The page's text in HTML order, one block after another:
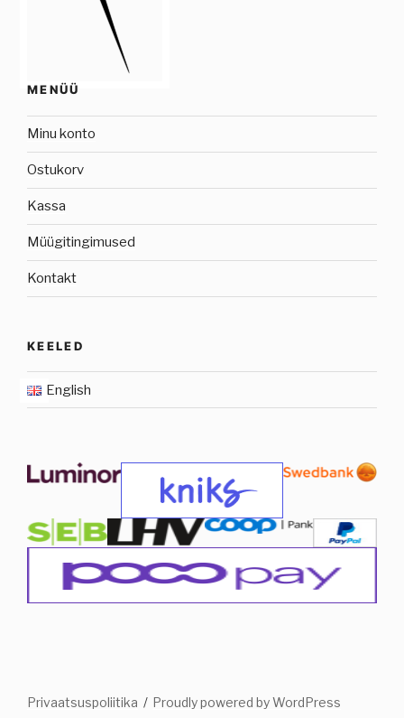
MENÜÜ
Minu konto
Ostukorv
Kassa
Müügitingimused
Kontakt
KEELED
English
Privaatsuspoliitika Proudly powered by WordPress